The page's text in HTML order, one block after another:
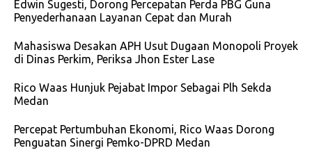
Edwin Sugesti, Dorong Percepatan Perda PBG Guna
Penyederhanaan Layanan Cepat dan Murah
Mahasiswa Desakan APH Usut Dugaan Monopoli Proyek
di Dinas Perkim, Periksa Jhon Ester Lase
Rico Waas Hunjuk Pejabat Impor Sebagai Plh Sekda
Medan
Percepat Pertumbuhan Ekonomi, Rico Waas Dorong
Penguatan Sinergi Pemko-DPRD Medan